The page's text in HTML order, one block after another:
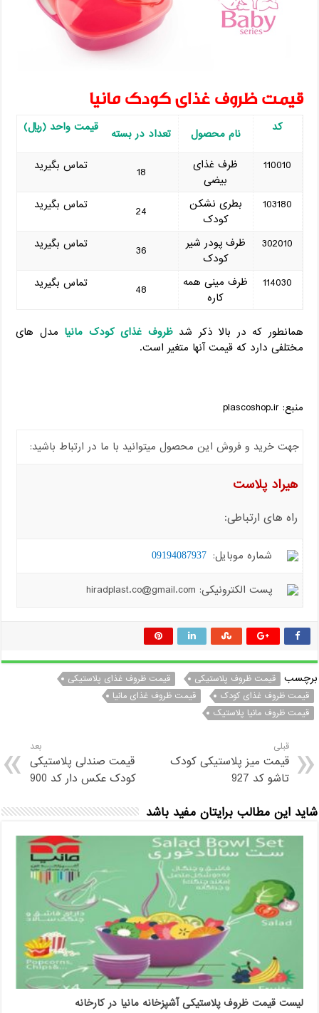
قیمت ظروف غذای کودک مانیا
کد نام محصول تعداد در بسته قیمت واحد (ریال)
110010
ظرف غذای
بیضی
18 تماس بگیرید
103180
بطری نشکن
کودک
24 تماس بگیرید
302010
ظرف پودر شیر
کودک
36 تماس بگیرید
114030
ظرف مینی همه
کاره
48 تماس بگیرید
همانطور که در بالا ذکر شدظروف غذای کودک مانیا مدل های
مختلفی دارد که قیمت آنها متغیر است.
منبع: plascoshop.ir
جهت خرید و فروش این محصول میتوانید با ما در ارتباط باشید:
هیراد پلاست
راه های ارتباطی:
شماره موبایل: 09194087937
پست الکترونیکی: hiradplast.co@gmail.com
برچسب قیمت ظروف پلاستیکی
قیمت ظروف غذای پلاستیکی
قیمت ظروف غذای کودک
قیمت ظروف غذای مانیا
قیمت ظروف مانیا پلاستیک
قبلی
قیمت میز پلاستیکی کودک
تاشو کد 927
بعد
قیمت صندلی پلاستیکی
کودک عکس دار کد 900
شاید این مطالب برایتان مفید باشد
لیست قیمت ظروف پلاستیکی آشپزخانه مانیا در کارخانه